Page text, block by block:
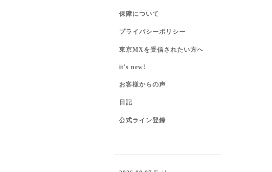
保障について
プライバシーポリシー
東京MXを受信されたい方へ
it's new!
お客様からの声
日記
公式ライン登録